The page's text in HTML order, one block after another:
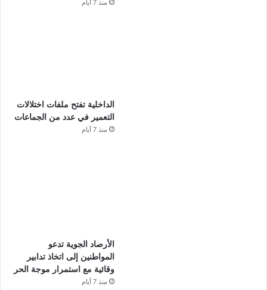
منذ 7 أيام
الداخلية تفتح ملفات اختلالات
التعمير في عدد من الجماعات
منذ 7 أيام
الأرصاد الجوية تدعو
المواطنين إلى اتخاذ تدابير
وقائية مع استمرار موجة الحر
منذ 7 أيام